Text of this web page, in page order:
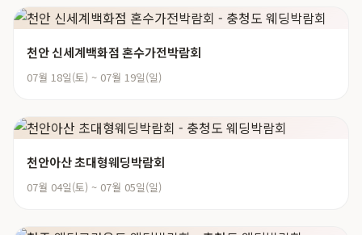
천안 신세계백화점 혼수가전박람회
07월 18일(토) ~ 07월 19일(일)
천안아산 초대형웨딩박람회
07월 04일(토) ~ 07월 05일(일)